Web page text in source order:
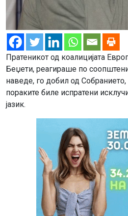
Пратеникот од коалицијата
Беџети, реагираше по
наведе, го добил од
пораките биле испратени
јазик.